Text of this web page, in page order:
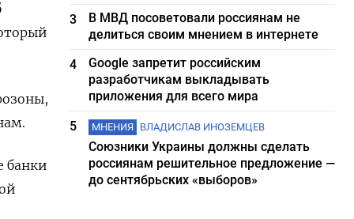
банки
3
В МВД посоветовали россиянам не
делиться своим мнением в интернете
4
Google запретит российским
разработчикам выкладывать
приложения для всего мира
5
МНЕНИЯ ВЛАДИСЛАВ ИНОЗЕМЦЕВ
Союзники Украины должны сделать
россиянам решительное предложение —
до сентябрьских «выборов»